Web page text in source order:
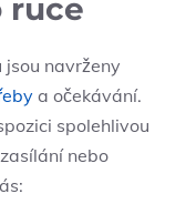
ruce
jsou navrženy
a očekávání.
spolehlivou
nebo